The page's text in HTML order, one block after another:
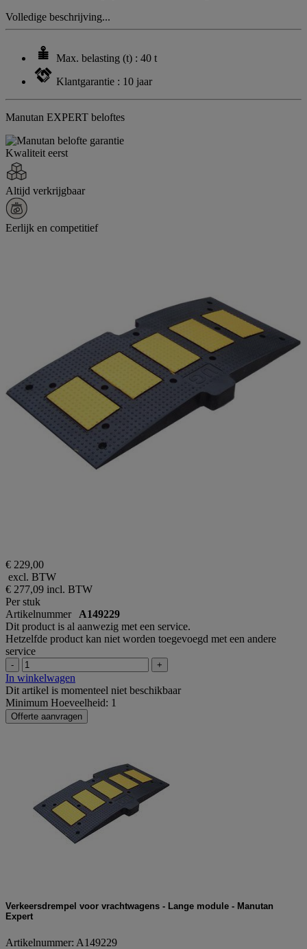
Volledige beschrijving...
Max. belasting (t) : 40 t
Klantgarantie : 10 jaar
Manutan EXPERT beloftes
Kwaliteit eerst
Altijd verkrijgbaar
Eerlijk en competitief
€ 229,00
excl. BTW
€ 277,09 incl. BTW
Per stuk
Artikelnummer A149229
Dit product is al aanwezig met een service.
Hetzelfde product kan niet worden toegevoegd met een andere
service
- +
In winkelwagen
Dit artikel is momenteel niet beschikbaar
Minimum Hoeveelheid: 1
Offerte aanvragen
Verkeersdrempel voor vrachtwagens - Lange module - Manutan
Expert
Artikelnummer: A149229